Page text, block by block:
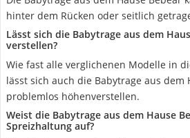
hinter dem Rücken oder seitlich
Lässt sich die Babytrage aus dem
verstellen?
Wie fast alle verglichenen Modelle in
lässt sich auch die Babytrage aus dem
problemlos höhenverstellen.
Weist die Babytrage aus dem Hause
Spreizhaltung auf?